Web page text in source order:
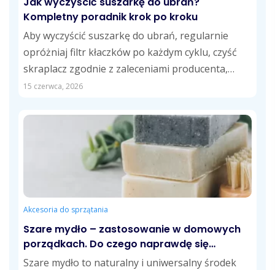
Kompletny poradnik krok po kroku
Aby wyczyścić suszarkę do ubrań, regularnie
opróżniaj filtr kłaczków po każdym cyklu, czyść
skraplacz zgodnie z zaleceniami producenta,
opróżniaj zbiornik...
15 czerwca, 2026
Akcesoria do sprzątania
Szare mydło – zastosowanie w domowych
porządkach. Do czego naprawdę się
przydaje?
Szare mydło to naturalny i uniwersalny środek